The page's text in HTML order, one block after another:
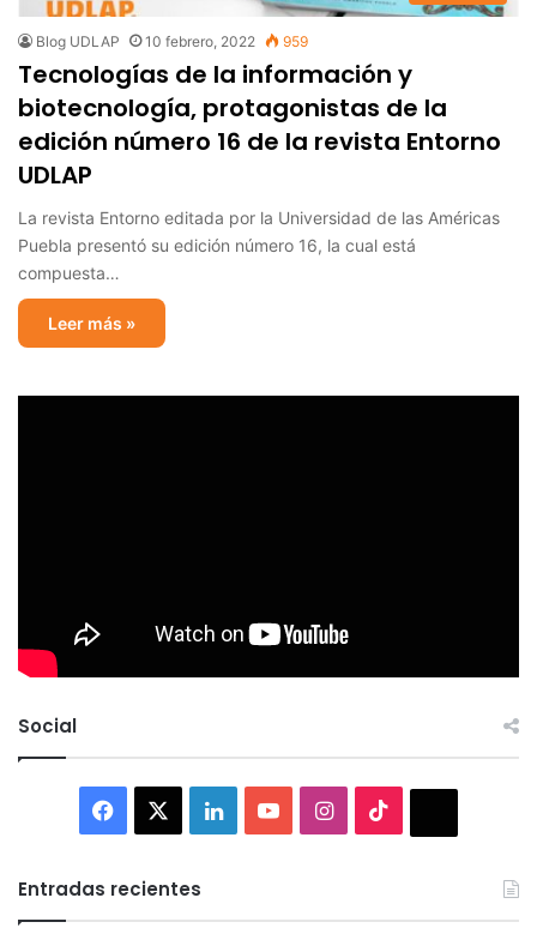
Blog UDLAP 10 febrero, 2022 959
Tecnologías de la información y
biotecnología, protagonistas de la
edición número 16 de la revista Entorno
UDLAP
La revista Entorno editada por la Universidad de las Américas
Puebla presentó su edición número 16, la cual está
compuesta…
Leer más »
Social
Facebook LinkedInYouTubeInstagram
Entradas recientes